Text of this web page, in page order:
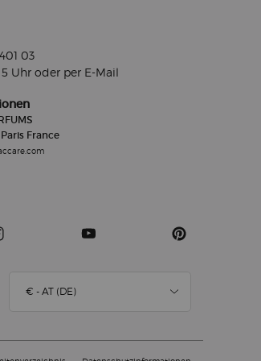
03​
Uhr oder per E-Mail
France
€ - AT (DE)